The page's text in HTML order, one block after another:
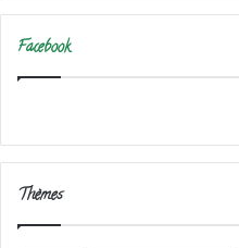
Facebook
Thèmes